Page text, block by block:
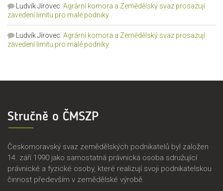
Ludvík Jírovec: Agrární komora a Zemědělský svaz prosazují
zavedení limitu pro malé podniky
Ludvík Jírovec: Agrární komora a Zemědělský svaz prosazují
zavedení limitu pro malé podniky
Stručně o ČMSZP
Českomoravský svaz zemědělských podnikatelů byl založen
14. září 1990 jako samostatná právnická osoba sdružující
právnické a fyzické osoby, které realizují svoji podnikatelskou
činnost především v zemědělské výrobě.